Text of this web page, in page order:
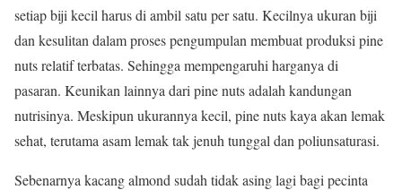
setiap biji kecil harus di ambil satu per satu. Kecilnya ukuran biji
dan kesulitan dalam proses pengumpulan membuat produksi pine
nuts relatif terbatas. Sehingga mempengaruhi harganya di
pasaran. Keunikan lainnya dari pine nuts adalah kandungan
nutrisinya. Meskipun ukurannya kecil, pine nuts kaya akan lemak
sehat, terutama asam lemak tak jenuh tunggal dan poliunsaturasi.
Sebenarnya kacang almond sudah tidak asing lagi bagi pecinta